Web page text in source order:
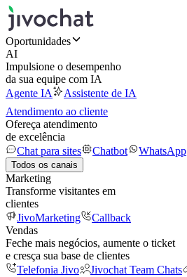
Oportunidades
AI
Impulsione o desempenho
da sua equipe com IA
Agente IA
Assistente de IA
Atendimento ao cliente
Ofereça atendimento
de excelência
Chat para sites
Chatbot WhatsApp
Todos os canais
Marketing
Transforme visitantes em
clientes
JivoMarketing
Callback
Vendas
Feche mais negócios, aumente o ticket
e cresça sua base de clientes
Telefonia Jivo
Jivochat Team Chats